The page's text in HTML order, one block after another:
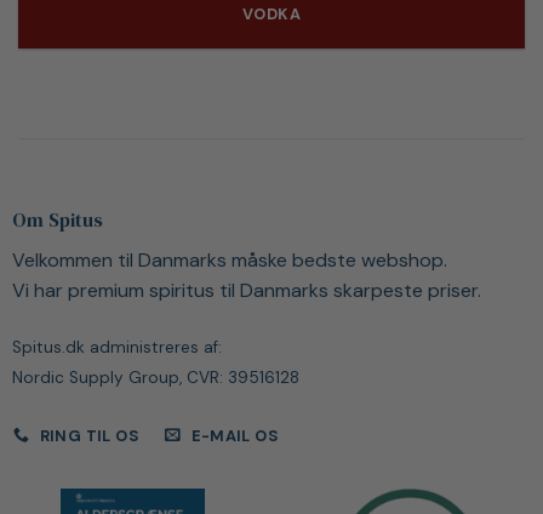
VODKA
Om Spitus
Velkommen til Danmarks måske bedste webshop.
Vi har premium spiritus til Danmarks skarpeste priser.
Spitus.dk administreres af:
Nordic Supply Group, CVR: 39516128
RING TIL OS E-MAIL OS